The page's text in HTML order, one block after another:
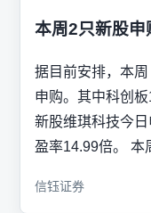
本周2只新股申
据目前安排，本
申购。其中科创
新股维琪科技今
盈率14.99倍。 本
信钰证券